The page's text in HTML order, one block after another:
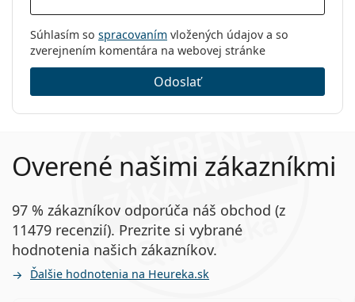
Súhlasím so spracovaním vložených údajov a so
zverejnením komentára na webovej stránke
Odoslať
Overené našimi zákazníkmi
97 % zákazníkov odporúča náš obchod (z
11479 recenzií). Prezrite si vybrané
hodnotenia našich zákazníkov.
Ďalšie hodnotenia na Heureka.sk